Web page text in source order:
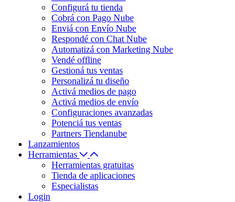
Configurá tu tienda
Cobrá con Pago Nube
Enviá con Envío Nube
Respondé con Chat Nube
Automatizá con Marketing Nube
Vendé offline
Gestioná tus ventas
Personalizá tu diseño
Activá medios de pago
Activá medios de envío
Configuraciones avanzadas
Potenciá tus ventas
Partners Tiendanube
Lanzamientos
Herramientas
Herramientas gratuitas
Tienda de aplicaciones
Especialistas
Login